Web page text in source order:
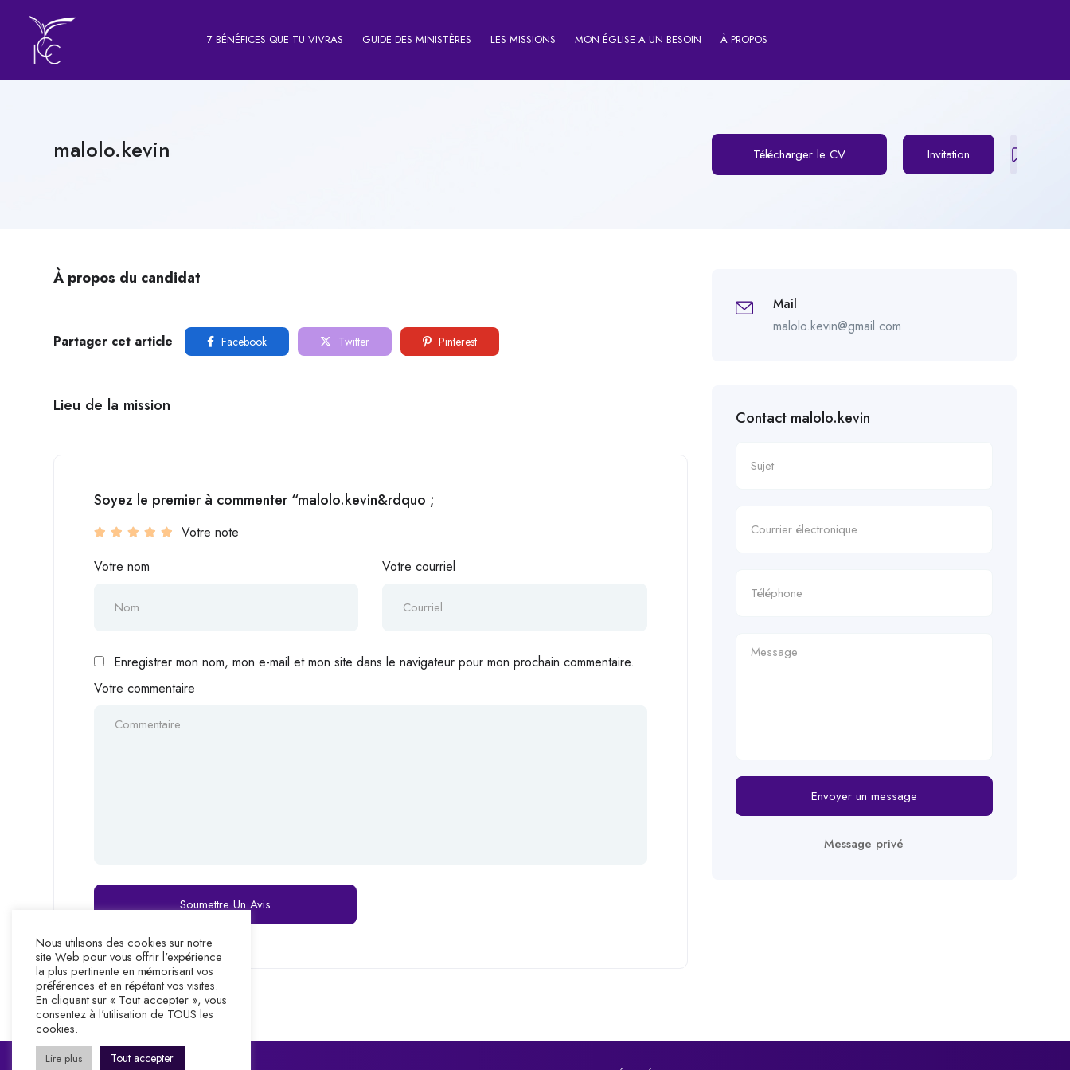
7 BÉNÉFICES QUE TU VIVRAS GUIDE DES MINISTÈRES LES MISSIONS MON ÉGLISE A UN BESOIN À PROPOS
malolo.kevin Télécharger le CV Invitation
À propos du candidat
Partager cet article Facebook Twitter Pinterest
Lieu de la mission
Soyez le premier à commenter “malolo.kevin&rdquo ;
Votre note
Votre nom
Votre courriel
Enregistrer mon nom, mon e-mail et mon site dans le navigateur pour mon prochain commentaire.
Votre commentaire
Mail
malolo.kevin@gmail.com
Contact malolo.kevin
Envoyer un message
Message privé
Nous utilisons des cookies sur notre
site Web pour vous offrir l'expérience
la plus pertinente en mémorisant vos
préférences et en répétant vos visites.
En cliquant sur « Tout accepter », vous
consentez à l'utilisation de TOUS les
cookies.
Lire plus Tout accepter